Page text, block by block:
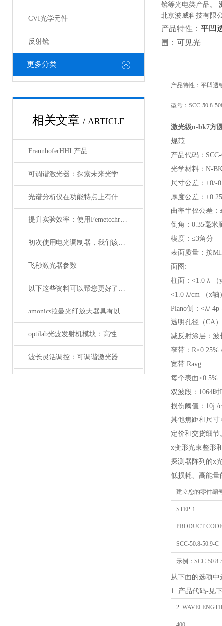
CVI光学元件
反射镜
更多分类
相关文章 / ARTICLE
FraunhoferHHI 产品
可调谐激光器：探索未来光学应用的无限可能
光谱分析仪在功能特点上有什么杰出表现？
提升实验效率：使用Femetochrome快速扫描自相关仪的优势
初次使用电光调制器，我们该注意什么事项？
飞秒激光器参数
以下这些资料可以帮您更好了解偏振分析仪
amonics拉曼光纤放大器具有以下四大优点
optilab光波发射机模块：高性能通信的核心组件
波长灵活调控：可调谐激光器在WDM系统中的应用解析
镜等光电类产品。
北京波威科技有限
产品特性： 平凹
围：可见光
产品特性：平凹透
型号：SCC-50.8-
激光级n-bk7方
规范
产品代码：SCC-
光学材料：N-
尺寸公差：+0/-
厚度公差：
曲率半径公差：
倒角：0.35毫米
楔度：≤3角分
表面质量：按
面图:
柱面：<1.0 λ （
<1.0 λ/cm （x轴
Plano侧：<λ/ 4p
透明孔径（CA
减反射涂层：
窄带：R≤0.25%
宽带:Ravg
每个表面≤0.5%
双波段：1064时
损伤阈值：10j /
其他焦距和尺寸
定价和交货细节
x变形光束整形
探测器阵列的x
低损耗、高能量
建立您的零件编
STEP-1
PRODUCT CODE
SCC-50.8-50.9-C
示例：SCC-
从下面的选项
1. 产品代码-见
2.
400